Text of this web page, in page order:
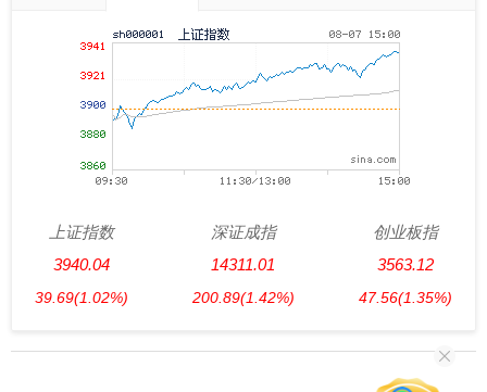
上证指数
3940.04
39.69(1.02%)
深证成指
14311.01
200.89(1.42%)
创业板指
3563.12
47.56(1.35%)